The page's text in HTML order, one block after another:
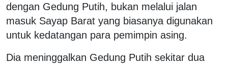
dengan Gedung Putih, bukan melalui jalan
masuk Sayap Barat yang biasanya digunakan
untuk kedatangan para pemimpin asing.
Dia meninggalkan Gedung Putih sekitar dua